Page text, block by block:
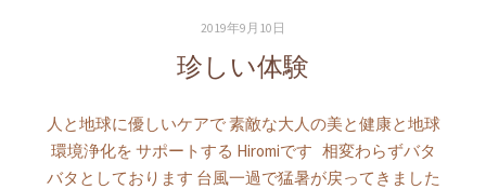
2019年9月10日
珍しい体験
人と地球に優しいケアで 素敵な大人の美と健康と地球
環境浄化を サポートする Hiromiです 相変わらずバタ
バタとしております 台風一過で猛暑が戻ってきました